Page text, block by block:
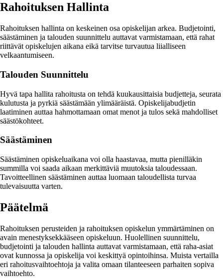
Rahoituksen Hallinta
Rahoituksen hallinta on keskeinen osa opiskelijan arkea. Budjetointi,
säästäminen ja talouden suunnittelu auttavat varmistamaan, että rahat
riittävät opiskelujen aikana eikä tarvitse turvautua liialliseen
velkaantumiseen.
Talouden Suunnittelu
Hyvä tapa hallita rahoitusta on tehdä kuukausittaisia budjetteja, seurata
kulutusta ja pyrkiä säästämään ylimääräistä. Opiskelijabudjetin
laatiminen auttaa hahmottamaan omat menot ja tulos sekä mahdolliset
säästökohteet.
Säästäminen
Säästäminen opiskeluaikana voi olla haastavaa, mutta pienilläkin
summilla voi saada aikaan merkittäviä muutoksia taloudessaan.
Tavoitteellinen säästäminen auttaa luomaan taloudellista turvaa
tulevaisuutta varten.
Päätelmä
Rahoituksen perusteiden ja rahoituksen opiskelun ymmärtäminen on
avain menestyksekkääseen opiskeluun. Huolellinen suunnittelu,
budjetointi ja talouden hallinta auttavat varmistamaan, että raha-asiat
ovat kunnossa ja opiskelija voi keskittyä opintoihinsa. Muista vertailla
eri rahoitusvaihtoehtoja ja valita omaan tilanteeseen parhaiten sopiva
vaihtoehto.